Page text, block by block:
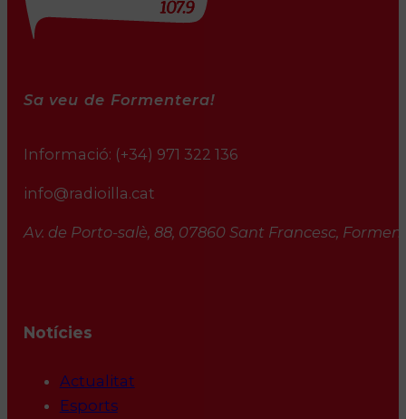
Sa veu de Formentera!
Informació: (+34) 971 322 136
info@radioilla.cat
Av. de Porto-salè, 88, 07860 Sant Francesc,
Notícies
Actualitat
Esports